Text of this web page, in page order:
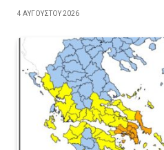
4 ΑΥΓΟΎΣΤΟΥ 2026